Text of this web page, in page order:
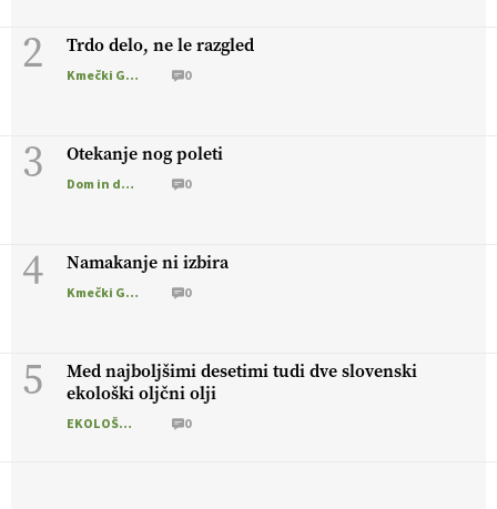
2 Trdo delo, ne le razgled
Kmečki Glas 0
3 Otekanje nog poleti
Dom in družina 0
4 Namakanje ni izbira
Kmečki Glas 0
5
Med najboljšimi desetimi tudi dve slovenski
ekološki oljčni olji
EKOLOŠKO LOGIČNO 0